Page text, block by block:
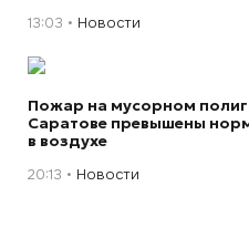
13:03 Новости
Пожар на мусорном
Саратове превышены
в воздухе
20:13 Новости